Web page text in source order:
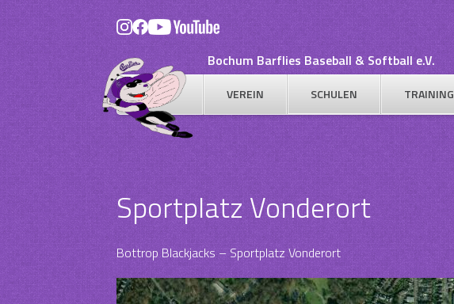
Skip
content
Bochum Barflies Baseball & Softball e.V.
VEREIN SCHULEN TRAINING
Sportplatz Vonderort
Bottrop Blackjacks – Sportplatz Vonderort